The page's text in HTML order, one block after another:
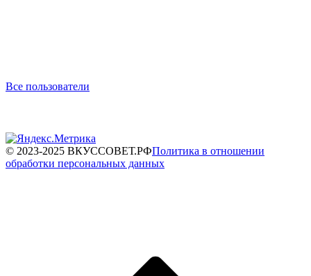
Все пользователи
© 2023-2025 ВКУССОВЕТ.РФПолитика в отношении
обработки персональных данных